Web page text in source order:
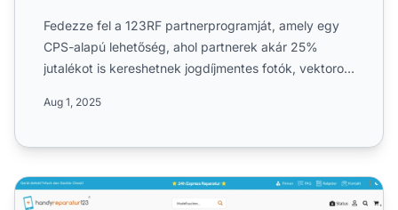
Fedezze fel a 123RF partnerprogramját, amely egy
CPS-alapú lehetőség, ahol partnerek akár 25%
jutalékot is kereshetnek jogdíjmentes fotók, vektorok,
Aug 1, 2025
Handyreparatur123 Partnerprogram